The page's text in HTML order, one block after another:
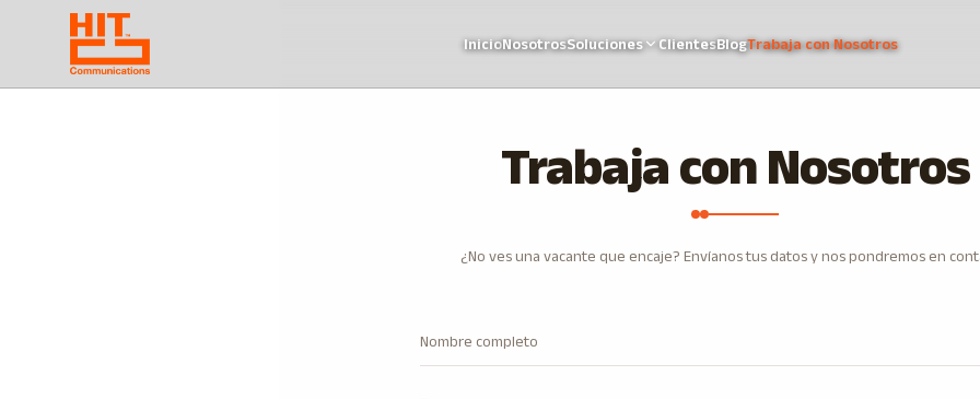
InicioNosotrosSoluciones ClientesBlogTrabaja con Nosotros
Trabaja con Nosotros
¿No ves una vacante que encaje? Envíanos tus datos y nos pondremos en